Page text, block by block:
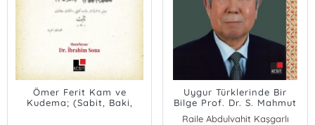
Ömer Ferit Kam ve
Kudema; (Sabit, Baki,
Uygur Türklerinde Bir
Bilge Prof. Dr. S. Mahmut
Kaşgarlı Armağanı
Raile Abdulvahit Kaşgarlı